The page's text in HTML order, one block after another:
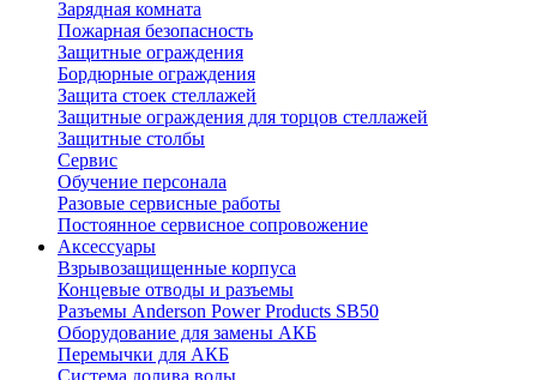
Зарядная комната
Пожарная безопасность
Защитные ограждения
Бордюрные ограждения
Защита стоек стеллажей
Защитные ограждения для торцов стеллажей
Защитные столбы
Сервис
Обучение персонала
Разовые сервисные работы
Постоянное сервисное сопровожение
Аксессуары
Взрывозащищенные корпуса
Концевые отводы и разъемы
Разъемы Anderson Power Products SB50
Оборудование для замены АКБ
Перемычки для АКБ
Система долива воды